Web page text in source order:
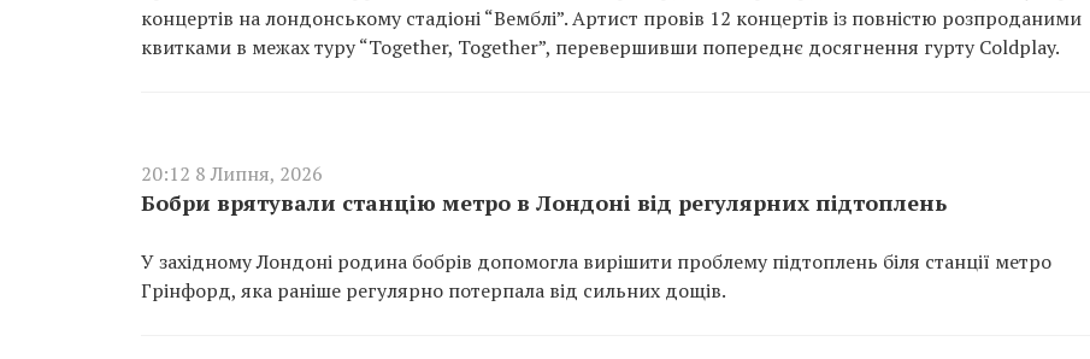
концертів на лондонському стадіоні “Вемблі”. Артист провів 12 концертів із повністю розпроданими
квитками в межах туру “Together, Together”, перевершивши попереднє досягнення гурту Coldplay.
20:12 8 Липня, 2026
Бобри врятували станцію метро в Лондоні від регулярних підтоплень
У західному Лондоні родина бобрів допомогла вирішити проблему підтоплень біля станції метро
Грінфорд, яка раніше регулярно потерпала від сильних дощів.